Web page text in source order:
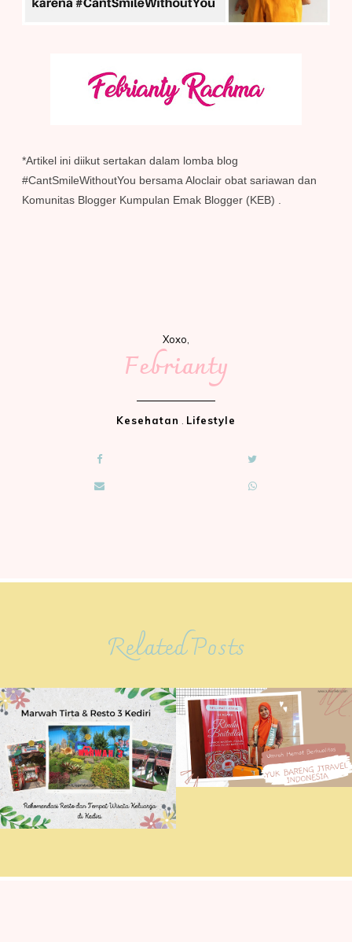
*Artikel ini diikut sertakan dalam lomba blog
#CantSmileWithoutYou bersama Aloclair obat sariawan dan
Komunitas Blogger Kumpulan Emak Blogger (KEB) .
Xoxo,
Febrianty
Kesehatan Lifestyle
Related Posts